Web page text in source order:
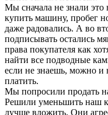
Мы сначала не знали
купить машину, пробег
даже радовались. А во
подписывать остались
права покупателя как
найти все подводные
если не знаешь, можно и
платить.
Мы попросили продать
Решили уменьшить наш
лучше вложить. Они